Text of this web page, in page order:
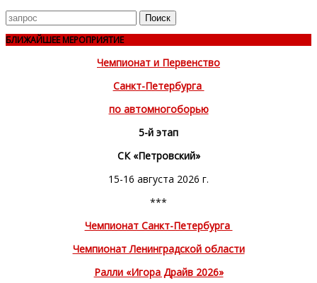
Поиск
для
БЛИЖАЙШЕЕ МЕРОПРИЯТИЕ
Чемпионат и Первенство
Санкт-Петербурга
по автомногоборью
5-й этап
СК «Петровский»
15-16 августа 2026 г.
***
Чемпионат Санкт-Петербурга
Чемпионат Ленинградской области
Ралли «Игора Драйв 2026»